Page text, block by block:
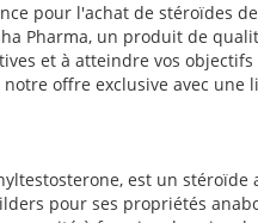
pour l'achat de stéroïdes
Pharma, un produit de
et à atteindre vos
offre exclusive avec une
est un stéroïde
pour ses propriétés